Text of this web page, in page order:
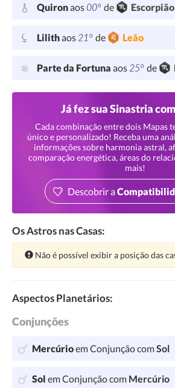
Quironaos00° de Escorpião
Lilithaos21° de Leão
Parte da Fortuna aos25° de
Já fez sua Sinastria
Cada combinação entre dois Mapas
único e personalizado! Receba uma
informações sobre harmonia astral,
comparação energética, áreas do
mais!
Descobrir a
Os Astros nas Casas:
Atenção:
Não é possível exibir a posição das
Aspectos Planetários:
Conjunções
Mercúrioem Conjunção comSol
Sol em Conjunção com Mercúrio